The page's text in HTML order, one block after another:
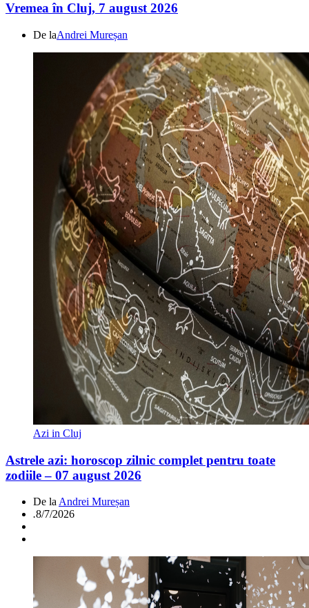
Vremea în Cluj, 7 august 2026
De laAndrei Mureșan
Azi in Cluj
Astrele azi: horoscop zilnic complet pentru toate
zodiile – 07 august 2026
De la Andrei Mureșan
.8/7/2026